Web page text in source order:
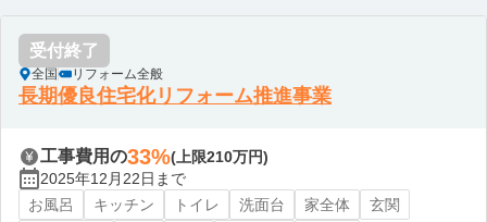
受付終了
全国 リフォーム全般
長期優良住宅化リフォーム推進事業
工事費用の33%(上限210万円)
2025年12月22日まで
お風呂
キッチン トイレ 洗面台 家全体
玄関